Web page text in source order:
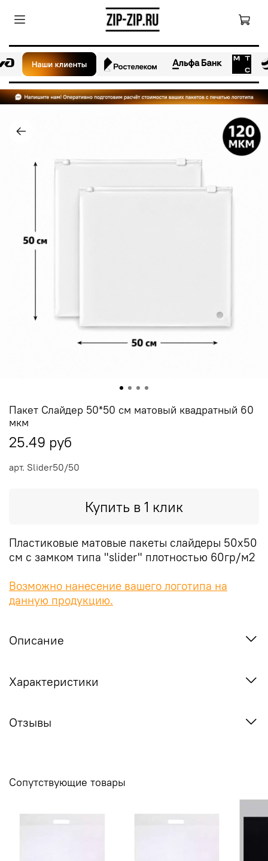
арт. Slider50/50
Пакет Слайдер 50*50 см матовый квадратный 60
мкм
25.49 руб
Купить в 1 клик
Пластиковые матовые пакеты слайдеры 50х50
см с замком типа "slider" плотностью 60гр/м2
Возможно нанесение вашего логотипа на
данную продукцию.
Описание
Характеристики
Отзывы
Сопутствующие товары